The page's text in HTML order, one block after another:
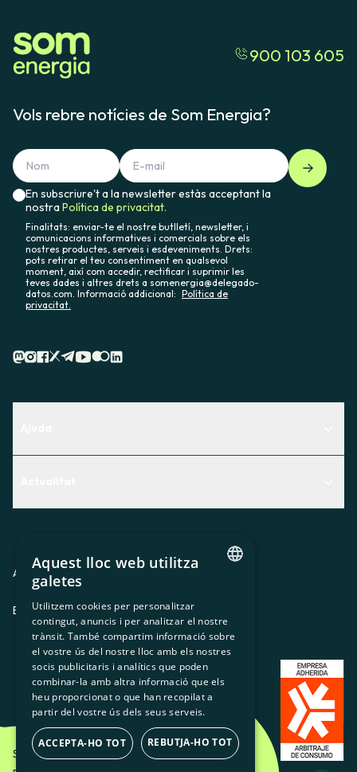
900 103 605
Vols rebre notícies de Som Energia?
En subscriure't a la newsletter estàs acceptant la
nostraPolítica de privacitat.
Finalitats: enviar-te el nostre butlletí, newsletter, i
comunicacions informatives i comercials sobre els
nostres productes, serveis i esdeveniments. Drets:
pots retirar el teu consentiment en qualsevol
moment, així com accedir, rectificar i suprimir les
teves dades i altres drets a somenergia@delegado-
datos.com. Informació addicional: Política de
privacitat.
Premsa
Treballa amb nosaltres
Avis legal Política de privacitatPolítica de cookies
ES CAGLEU
Som Energia SCCL - 2026
SPANISH
GL
BASQUE
Aquest lloc web utilitza
galetes
Utilitzem cookies per personalitzar
contingut, anuncis i per analitzar el nostre
trànsit. També compartim informació sobre
el vostre ús del nostre lloc amb els nostres
socis publicitaris i analítics que poden
combinar-la amb altra informació que els
heu proporcionat o que han recopilat a
partir del vostre ús dels seus serveis.
ACCEPTA-HO TOT REBUTJA-HO TOT